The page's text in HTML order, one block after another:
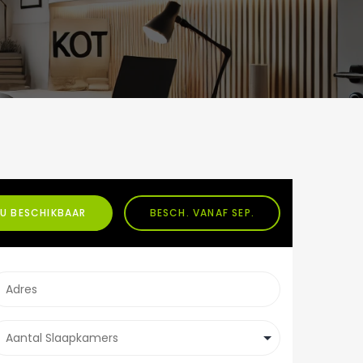
BESCHIKBAAR BESCH. VANAF SEP.